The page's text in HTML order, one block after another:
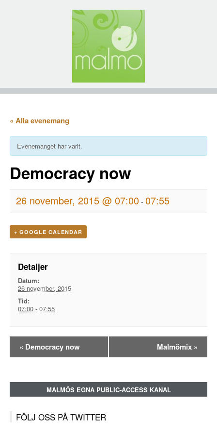
« Alla evenemang
Evenemanget har varit.
Democracy now
26 november, 2015 @ 07:00-07:55
+ GOOGLE CALENDAR
Detaljer
Datum:
26 november, 2015
Tid:
07:00 - 07:55
Evenemangsnavigation
« Democracy now Malmömix »
MALMÖS EGNA PUBLIC-ACCESS KANAL
FÖLJ OSS PÅ TWITTER